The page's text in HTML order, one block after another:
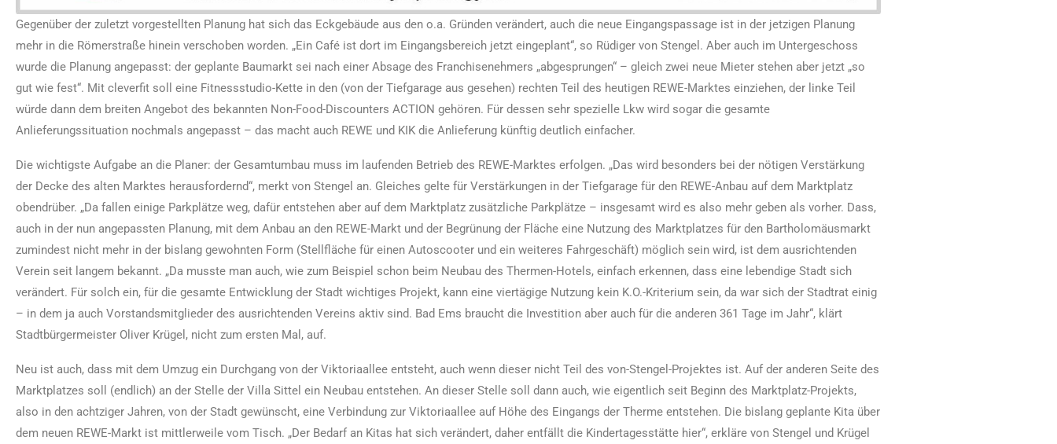
Gegenüber der zuletzt vorgestellten Planung hat sich das Eckgebäude aus den o.a. Gründen verändert, auch die neue Eingangspassage ist in der jetzigen Planung
mehr in die Römerstraße hinein verschoben worden. „Ein Café ist dort im Eingangsbereich jetzt eingeplant“, so Rüdiger von Stengel. Aber auch im Untergeschoss
wurde die Planung angepasst: der geplante Baumarkt sei nach einer Absage des Franchisenehmers „abgesprungen“ – gleich zwei neue Mieter stehen aber jetzt „so
gut wie fest“. Mit cleverfit soll eine Fitnessstudio-Kette in den (von der Tiefgarage aus gesehen) rechten Teil des heutigen REWE-Marktes einziehen, der linke Teil
würde dann dem breiten Angebot des bekannten Non-Food-Discounters ACTION gehören. Für dessen sehr spezielle Lkw wird sogar die gesamte
Anlieferungssituation nochmals angepasst – das macht auch REWE und KIK die Anlieferung künftig deutlich einfacher.
Die wichtigste Aufgabe an die Planer: der Gesamtumbau muss im laufenden Betrieb des REWE-Marktes erfolgen. „Das wird besonders bei der nötigen Verstärkung
der Decke des alten Marktes herausfordernd“, merkt von Stengel an. Gleiches gelte für Verstärkungen in der Tiefgarage für den REWE-Anbau auf dem Marktplatz
obendrüber. „Da fallen einige Parkplätze weg, dafür entstehen aber auf dem Marktplatz zusätzliche Parkplätze – insgesamt wird es also mehr geben als vorher. Dass,
auch in der nun angepassten Planung, mit dem Anbau an den REWE-Markt und der Begrünung der Fläche eine Nutzung des Marktplatzes für den Bartholomäusmarkt
zumindest nicht mehr in der bislang gewohnten Form (Stellfläche für einen Autoscooter und ein weiteres Fahrgeschäft) möglich sein wird, ist dem ausrichtenden
Verein seit langem bekannt. „Da musste man auch, wie zum Beispiel schon beim Neubau des Thermen-Hotels, einfach erkennen, dass eine lebendige Stadt sich
verändert. Für solch ein, für die gesamte Entwicklung der Stadt wichtiges Projekt, kann eine viertägige Nutzung kein K.O.-Kriterium sein, da war sich der Stadtrat einig
– in dem ja auch Vorstandsmitglieder des ausrichtenden Vereins aktiv sind. Bad Ems braucht die Investition aber auch für die anderen 361 Tage im Jahr“, klärt
Stadtbürgermeister Oliver Krügel, nicht zum ersten Mal, auf.
Neu ist auch, dass mit dem Umzug ein Durchgang von der Viktoriaallee entsteht, auch wenn dieser nicht Teil des von-Stengel-Projektes ist. Auf der anderen Seite des
Marktplatzes soll (endlich) an der Stelle der Villa Sittel ein Neubau entstehen. An dieser Stelle soll dann auch, wie eigentlich seit Beginn des Marktplatz-Projekts,
also in den achtziger Jahren, von der Stadt gewünscht, eine Verbindung zur Viktoriaallee auf Höhe des Eingangs der Therme entstehen. Die bislang geplante Kita über
dem neuen REWE-Markt ist mittlerweile vom Tisch. „Der Bedarf an Kitas hat sich verändert, daher entfällt die Kindertagesstätte hier“, erkläre von Stengel und Krügel